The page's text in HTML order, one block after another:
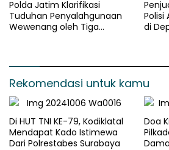
Polda Jatim Klarifikasi
Tuduhan Penyalahgunaan
Wewenang oleh Tiga
Polisi
di
Rekomendasi untuk kamu
Di HUT TNI KE-79, Kodiklatal
Mendapat Kado Istimewa
Dari Polrestabes Surabaya
Doa